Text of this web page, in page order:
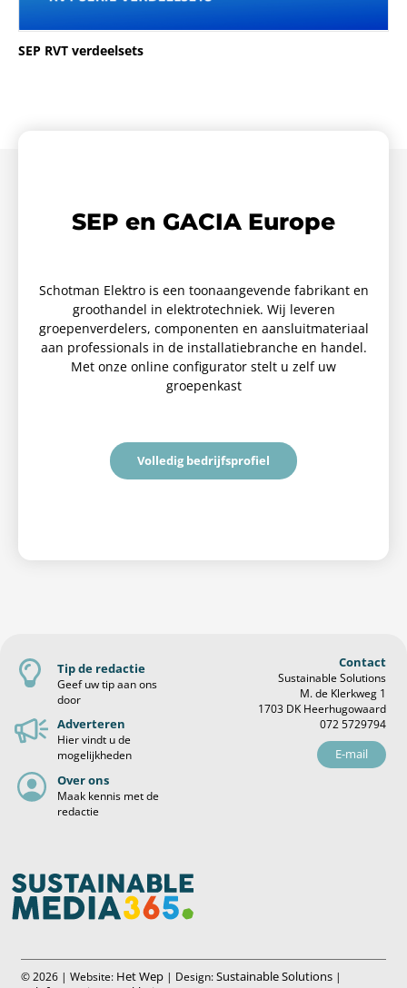
SEP RVT verdeelsets
SEP en GACIA Europe
Schotman Elektro is een toonaangevende fabrikant en
groothandel in elektrotechniek. Wij leveren
groepenverdelers, componenten en aansluitmateriaal
aan professionals in de installatiebranche en handel.
Met onze online configurator stelt u zelf uw
groepenkast
Volledig bedrijfsprofiel
Tip de redactie
Geef uw tip aan ons
door
Adverteren
Hier vindt u de
mogelijkheden
Over ons
Maak kennis met de
redactie
Contact
Sustainable Solutions
M. de Klerkweg 1
1703 DK Heerhugowaard
072 5729794
E-mail
© 2026 | Website: Het Wep | Design:Sustainable Solutions |